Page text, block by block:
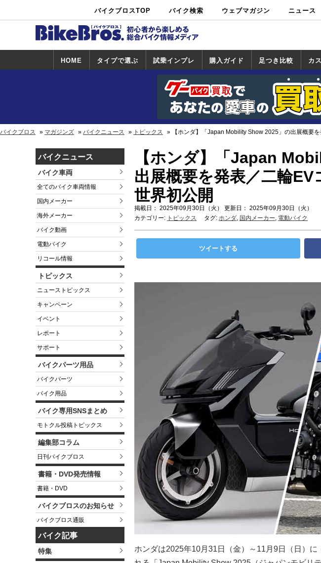
バイクブロスTOP バイク検索
中古バイ
ク・新車検
カタログ検
索
ショップ検
索
ウェブマガジン ニュース
HOME タイプで選ぶ 試乗インプレ
試乗インプレ
一覧
ホンダ
ヤマハ
スズキ
カワサキ
ハーレー
BMW
トライアンフ
ドゥカティ
購入ガイド
一覧
足つき比較 カ
カ
一
ホン
ヤマ
スズ
カ
バイクブロス マガジンズ バイクニュース トピックス 【ホンダ】「Japan Mobility Show 2025」の出展概要
バイクニュース
バイク車両
全てのバイク車両情報
国内メーカー
海外メーカー
バイク動画
電動バイク
リコール情報
トピックス
ニューストピックス
キャンペーン
イベント
レポート
サポート
バイクパーツ用品
バイクパーツ
バイク用品
バイク専用SNSまとめ
モトクル投稿トピックス
編集部コラム
日刊バイクブロス
書籍・DVD発売情報
書籍・DVD
バイクブロスのお知らせ
バイクブロス通販
バイク記事
特集
【ホンダ】「Japan
出展概要を発表／二輪
世界初公開
掲載日： 2025年09月30日（火） 更新日： 2025年09月30日（火）
カテゴリー: トピックス タグ: ホンダ, 国内メーカー, 電動バイク
ツイートする
ホンダは2025年10月31日（金）～11月9日（日）